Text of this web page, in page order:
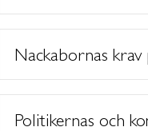
Nackabornas krav
Politikernas och